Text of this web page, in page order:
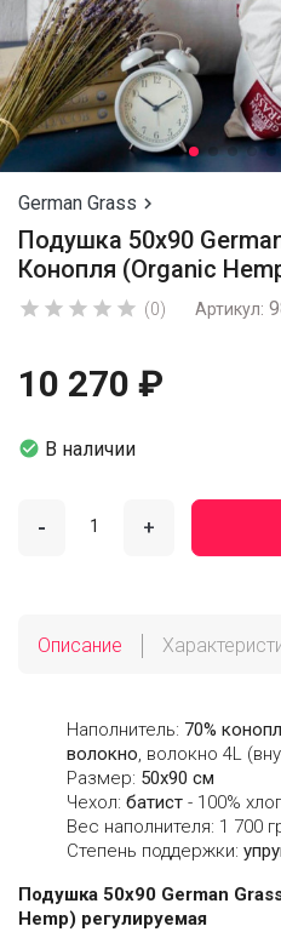
German Grass 
Подушка 50х90
Конопля (Organic
     (0) Артикул:
10 270 ₽
 В наличии
- +
Описание
Наполнитель: 70%
волокно, волокно 4L
Размер: 50х90 см
Чехол: батист - 100%
Вес наполнителя: 1 700
Степень поддержки:
Подушка 50х90 German
Hemp) регулируемая